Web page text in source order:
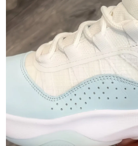
Тройная гарантия
оригинальности
Товар сертифицирован и
Проверяем на оригинальность
по 16 параметрам.
Если придёт подделка — вернём
в трёхкратном размере.
Как мы провеяем товары